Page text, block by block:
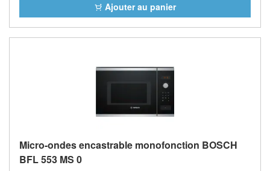
Ajouter au panier
Micro-ondes encastrable monofonction BOSCH
BFL 553 MS 0